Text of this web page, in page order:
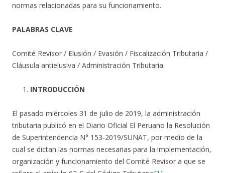
normas relacionadas para su funcionamiento.
PALABRAS CLAVE
Comité Revisor / Elusión / Evasión / Fiscalización Tributaria /
Cláusula antielusiva / Administración Tributaria
INTRODUCCIÓN
El pasado miércoles 31 de julio de 2019, la administración
tributaria publicó en el Diario Oficial El Peruano la Resolución
de Superintendencia N° 153-2019/SUNAT, por medio de la
cual se dictan las normas necesarias para la implementación,
organización y funcionamiento del Comité Revisor a que se